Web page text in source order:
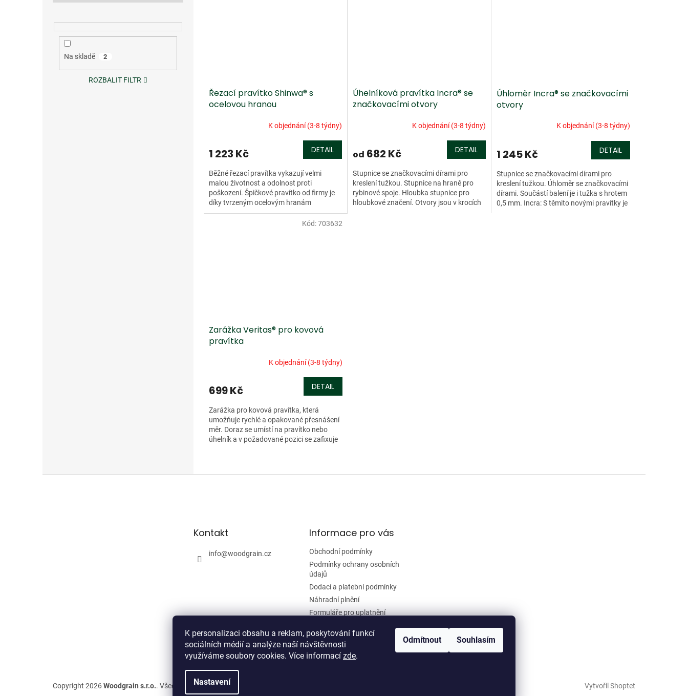
K personalizaci obsahu a reklam, poskytování funkcí
sociálních médií a analýze naší návštěvnosti
využíváme soubory cookies. Více informací zde.
Nastavení
Odmítnout Souhlasím
Na skladě 2
ROZBALIT FILTR
Řezací pravítko Shinwa® s
ocelovou hranou
K objednání (3-8 týdny)
1 223 Kč DETAIL
Běžné řezací pravítka vykazují velmi
malou životnost a odolnost proti
poškození. Špičkové pravítko od firmy je
díky tvrzeným ocelovým hranám
podstatně odolnější a prakticky...
Úhelníková pravítka Incra® se
značkovacími otvory
K objednání (3-8 týdny)
od 682 Kč DETAIL
Stupnice se značkovacími dírami pro
kreslení tužkou. Stupnice na hraně pro
rybinové spoje. Hloubka stupnice pro
hloubkové značení. Otvory jsou v krocích
Úhloměr Incra® se značkovacími
otvory
K objednání (3-8 týdny)
1 245 Kč DETAIL
Stupnice se značkovacími dírami pro
kreslení tužkou. Úhloměr se značkovacími
dírami. Součástí balení je i tužka s hrotem
0,5 mm. Incra: S těmito novými pravítky je
Zarážka Veritas® pro kovová
pravítka
K objednání (3-8 týdny)
699 Kč DETAIL
Zarážka pro kovová pravítka, která
umožňuje rychlé a opakované přesnášení
měr. Doraz se umístí na pravítko nebo
úhelník a v požadované pozici se zafixuje
Kód:703632
v
p
i
s
u
Kontakt
info@woodgrain.cz
Informace pro vás
Obchodní podmínky
Podmínky ochrany osobních
údajů
Dodací a platební podmínky
Náhradní plnění
Formuláře pro uplatnění
smlouvy
Moje objednávka
Vytvořil Shoptet
Copyright 2026Woodgrain s.r.o.. Všechna práva vyhrazena.